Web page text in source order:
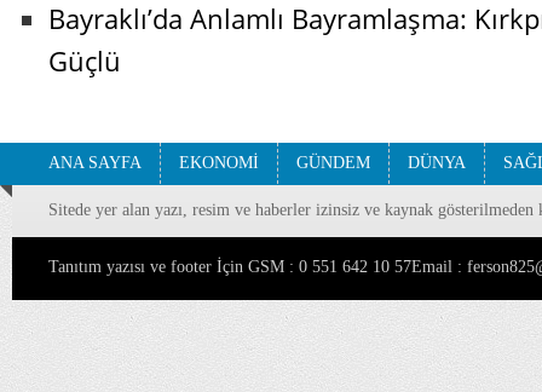
Bayraklı’da Anlamlı Bayramlaşma:
Güçlü
ANA SAYFA EKONOMİ GÜNDEM DÜNYA
Sitede yer alan yazı, resim ve haberler izinsiz ve kaynak gösterilmeden
Tanıtım yazısı ve footer İçin GSM : 0 551 642 10 57Email :